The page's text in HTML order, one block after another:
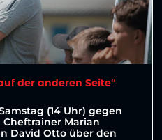
der anderen Seite“
(14 Uhr) gegen
Marian
David Otto über den